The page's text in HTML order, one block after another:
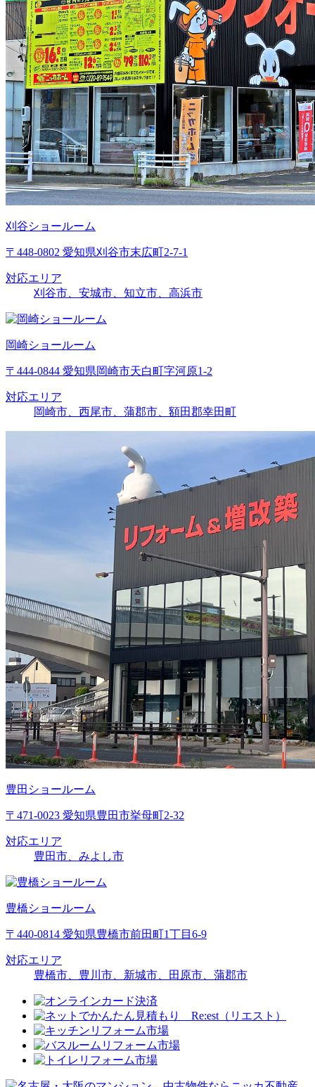
刈谷ショールーム
〒448-0802 愛知県刈谷市末広町2-7-1
対応エリア
刈谷市、安城市、知立市、高浜市
岡崎ショールーム
〒444-0844 愛知県岡崎市天白町字河原1-2
対応エリア
岡崎市、西尾市、蒲郡市、額田郡幸田町
豊田ショールーム
〒471-0023 愛知県豊田市挙母町2-32
対応エリア
豊田市、みよし市
豊橋ショールーム
〒440-0814 愛知県豊橋市前田町1丁目6-9
対応エリア
豊橋市、豊川市、新城市、田原市、蒲郡市